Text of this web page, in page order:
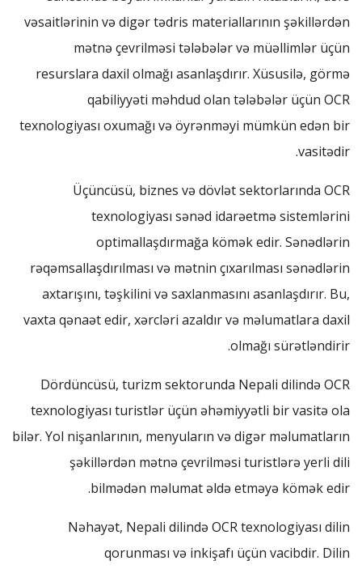
vəsaitlərinin və digər tədris materiallarının şəkillərdən
mətnə çevrilməsi tələbələr və müəllimlər üçün
resurslara daxil olmağı asanlaşdırır. Xüsusilə, görmə
qabiliyyəti məhdud olan tələbələr üçün OCR
texnologiyası oxumağı və öyrənməyi mümkün edən bir
vasitədir.
Üçüncüsü, biznes və dövlət sektorlarında OCR
texnologiyası sənəd idarəetmə sistemlərini
optimallaşdırmağa kömək edir. Sənədlərin
rəqəmsallaşdırılması və mətnin çıxarılması sənədlərin
axtarışını, təşkilini və saxlanmasını asanlaşdırır. Bu,
vaxta qənaət edir, xərcləri azaldır və məlumatlara daxil
olmağı sürətləndirir.
Dördüncüsü, turizm sektorunda Nepali dilində OCR
texnologiyası turistlər üçün əhəmiyyətli bir vasitə ola
bilər. Yol nişanlarının, menyuların və digər məlumatların
şəkillərdən mətnə çevrilməsi turistlərə yerli dili
bilmədən məlumat əldə etməyə kömək edir.
Nəhayət, Nepali dilində OCR texnologiyası dilin
qorunması və inkişafı üçün vacibdir. Dilin